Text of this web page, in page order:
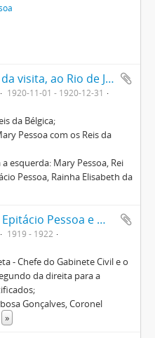
Fotografias com registros da visita, ao Rio de Janeiro, dos Reis da Bélgica, Albert e Elisabeth
1920-11-01 - 1920-12-31
da Bélgica;
Pessoa com os Reis da
esquerda: Mary Pessoa, Rei
Pessoa, Rainha Elisabeth da
Fotografias do Presidente Epitácio Pessoa e membros dos Gabinetes Civil e Militar nos jardins do Palácio do Catete (RJ)
1919 - 1922
- Chefe do Gabinete Civil e o
da direita para a
Gonçalves, Coronel
»